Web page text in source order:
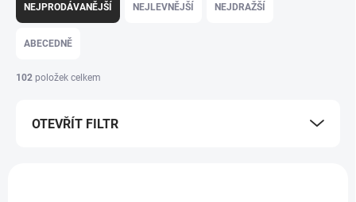
NEJPRODÁVANĚJŠÍ NEJLEVNĚJŠÍ NEJDRAŽŠÍ
ABECEDNĚ
102 položek celkem
OTEVŘÍT FILTR